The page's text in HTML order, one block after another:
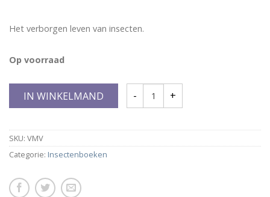
Het verborgen leven van insecten.
Op voorraad
IN WINKELMAND
SKU: VMV
Categorie: Insectenboeken